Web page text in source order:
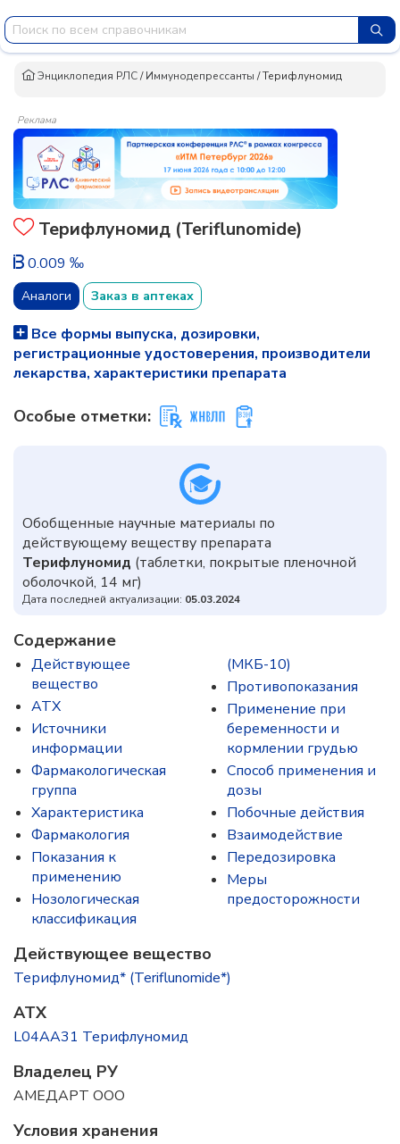
Энциклопедия РЛС/Иммунодепрессанты /Терифлуномид
Реклама
Терифлуномид (Teriflunomide)
0.009 ‰
Аналоги Заказ в аптеках
Все формы выпуска, дозировки,
регистрационные удостоверения, производители
лекарства, характеристики препарата
Особые отметки:
Обобщенные научные материалы по
действующему веществу препарата
Терифлуномид (таблетки, покрытые пленочной
оболочкой, 14 мг)
Дата последней актуализации: 05.03.2024
Содержание
Действующее
вещество
ATX
Источники
информации
Фармакологическая
группа
Характеристика
Фармакология
Показания к
применению
Нозологическая
классификация
(МКБ-10)
Противопоказания
Применение при
беременности и
кормлении грудью
Способ применения и
дозы
Побочные действия
Взаимодействие
Передозировка
Меры
предосторожности
Действующее вещество
Терифлуномид* (Teriflunomide*)
ATX
L04AA31 Терифлуномид
Владелец РУ
АМЕДАРТ ООО
Условия хранения